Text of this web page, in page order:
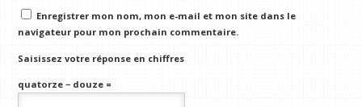
Enregistrer mon nom, mon e-mail et mon site dans le
navigateur pour mon prochain commentaire.
Saisissez votre réponse en chiffres
quatorze − douze =